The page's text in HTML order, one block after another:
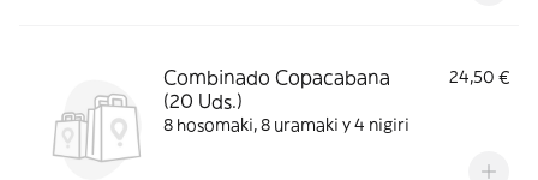
Combinado Copacabana
(20 Uds.)
24,50 €
8 hosomaki, 8 uramaki y 4 nigiri